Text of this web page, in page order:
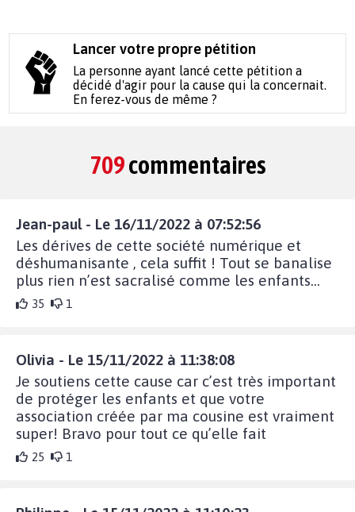
Lancer votre propre pétition
La personne ayant lancé cette pétition a
décidé d'agir pour la cause qui la concernait.
En ferez-vous de même ?
709commentaires
Jean-paul - Le 16/11/2022 à 07:52:56
Les dérives de cette société numérique et
déshumanisante , cela suffit ! Tout se banalise
plus rien n’est sacralisé comme les enfants…
35 1
Olivia - Le 15/11/2022 à 11:38:08
Je soutiens cette cause car c’est très important
de protéger les enfants et que votre
association créée par ma cousine est vraiment
super! Bravo pour tout ce qu’elle fait
25 1